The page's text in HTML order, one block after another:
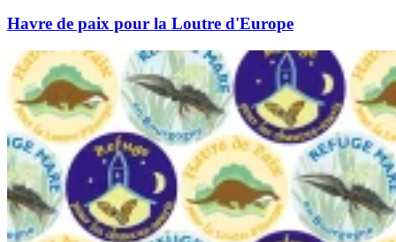
Havre de paix pour la Loutre d'Europe